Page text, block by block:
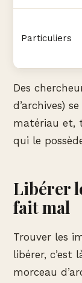
Particuliers
Des
d’archives)
matériau et,
qui le
Libérer
fait mal
Trouver les
libérer, c’est
morceau